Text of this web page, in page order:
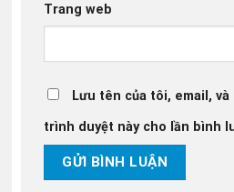
Trang web
Lưu tên của tôi, email,
trình duyệt này cho lần bình